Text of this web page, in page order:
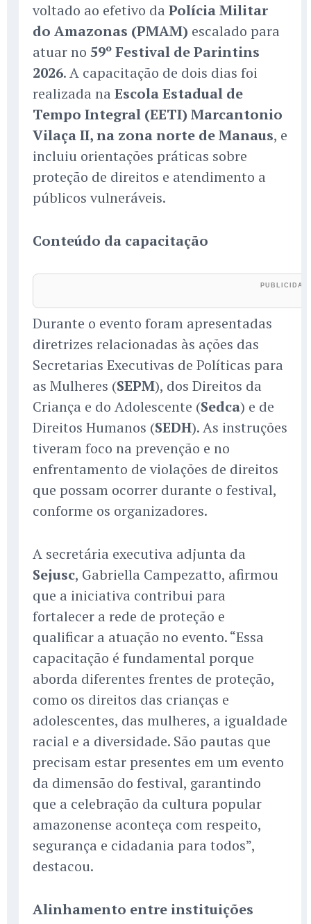
voltado ao efetivo da Polícia Militar
do Amazonas (PMAM) escalado para
atuar no 59º Festival de Parintins
2026. A capacitação de dois dias foi
realizada na Escola Estadual de
Tempo Integral (EETI) Marcantonio
Vilaça II, na zona norte de Manaus, e
incluiu orientações práticas sobre
proteção de direitos e atendimento a
públicos vulneráveis.
Conteúdo da capacitação
Durante o evento foram apresentadas
diretrizes relacionadas às ações das
Secretarias Executivas de Políticas para
as Mulheres (SEPM), dos Direitos da
Criança e do Adolescente (Sedca) e de
Direitos Humanos (SEDH). As instruções
tiveram foco na prevenção e no
enfrentamento de violações de direitos
que possam ocorrer durante o festival,
conforme os organizadores.
A secretária executiva adjunta da
Sejusc, Gabriella Campezatto, afirmou
que a iniciativa contribui para
fortalecer a rede de proteção e
qualificar a atuação no evento. “Essa
capacitação é fundamental porque
aborda diferentes frentes de proteção,
como os direitos das crianças e
adolescentes, das mulheres, a igualdade
racial e a diversidade. São pautas que
precisam estar presentes em um evento
da dimensão do festival, garantindo
que a celebração da cultura popular
amazonense aconteça com respeito,
segurança e cidadania para todos”,
destacou.
Alinhamento entre instituições